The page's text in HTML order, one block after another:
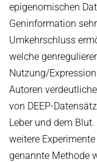
epigenomischen
Geninformation
Umkehrschluss
welche
Nutzung/
Autoren
von DEEP-
Leber und dem
weitere
genannte Methode